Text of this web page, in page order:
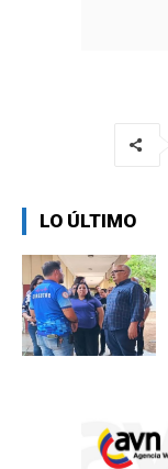
LO ÚLTIMO